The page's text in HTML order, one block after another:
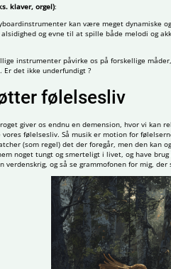
klaver, orgel):
kan være meget dynamiske
og evne til at spille både melodi og
instrumenter påvirke os på forskellige
det ikke underfundigt ?
følelsesliv
giver os endnu en demension, hvor vi kan
følelsesliv. Så musik er motion for
(som regel) det der foregår, men den
noget tungt og smerteligt i livet, og have
verdenskrig, og så se grammofonen for mig, der